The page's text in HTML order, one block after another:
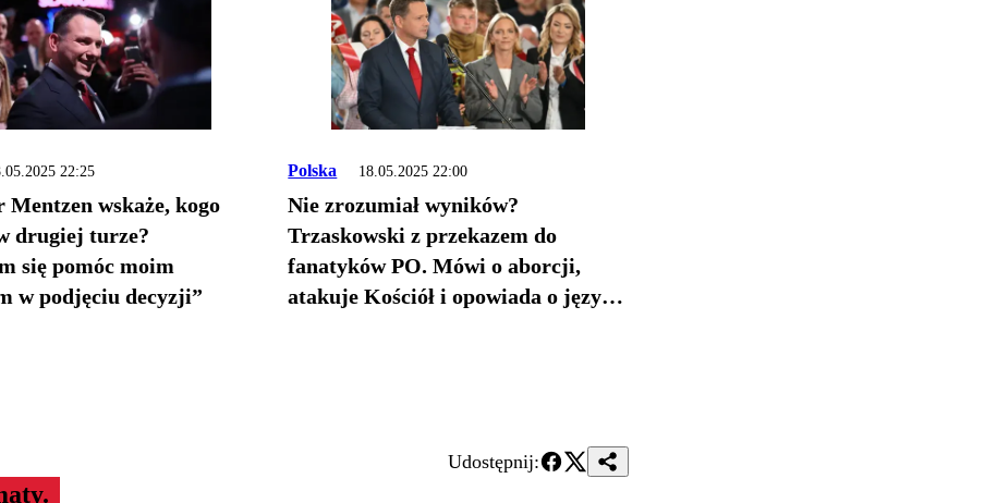
22:25
Mentzen wskaże, kogo
drugiej turze?
się pomóc moim
w podjęciu decyzji”
Polska 18.05.2025 22:00
Nie zrozumiał wyników?
Trzaskowski z przekazem do
fanatyków PO. Mówi o aborcji,
atakuje Kościół i opowiada o języku
Udostępnij: